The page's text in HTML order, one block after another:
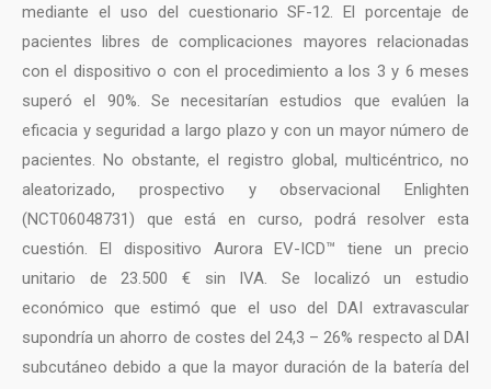
mediante el uso del cuestionario SF-12. El porcentaje de
pacientes libres de complicaciones mayores relacionadas
con el dispositivo o con el procedimiento a los 3 y 6 meses
superó el 90%. Se necesitarían estudios que evalúen la
eficacia y seguridad a largo plazo y con un mayor número de
pacientes. No obstante, el registro global, multicéntrico, no
aleatorizado, prospectivo y observacional Enlighten
(NCT06048731) que está en curso, podrá resolver esta
cuestión. El dispositivo Aurora EV-ICD™ tiene un precio
unitario de 23.500 € sin IVA. Se localizó un estudio
económico que estimó que el uso del DAI extravascular
supondría un ahorro de costes del 24,3 – 26% respecto al DAI
subcutáneo debido a que la mayor duración de la batería del